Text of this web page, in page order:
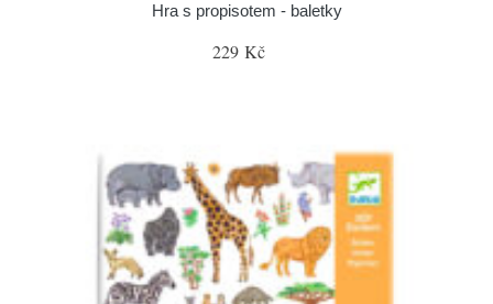
Hra s propisotem - baletky
229 Kč